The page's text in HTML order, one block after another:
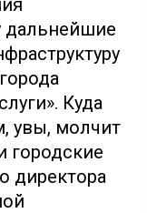
дальнейшие
Куда
увы, молчит
городские
директора